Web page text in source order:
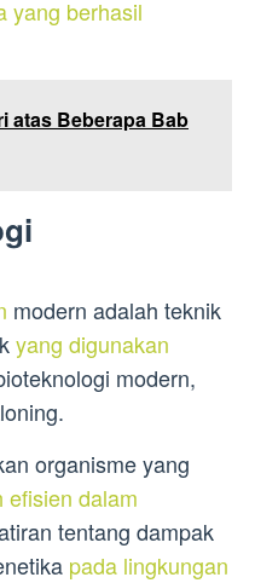
yang berhasil
atas Beberapa Bab
modern adalah teknik
yang digunakan
modern,
organisme yang
efisien dalam
tentang dampak
pada lingkungan